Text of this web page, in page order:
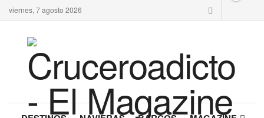
viernes, 7 agosto 2026